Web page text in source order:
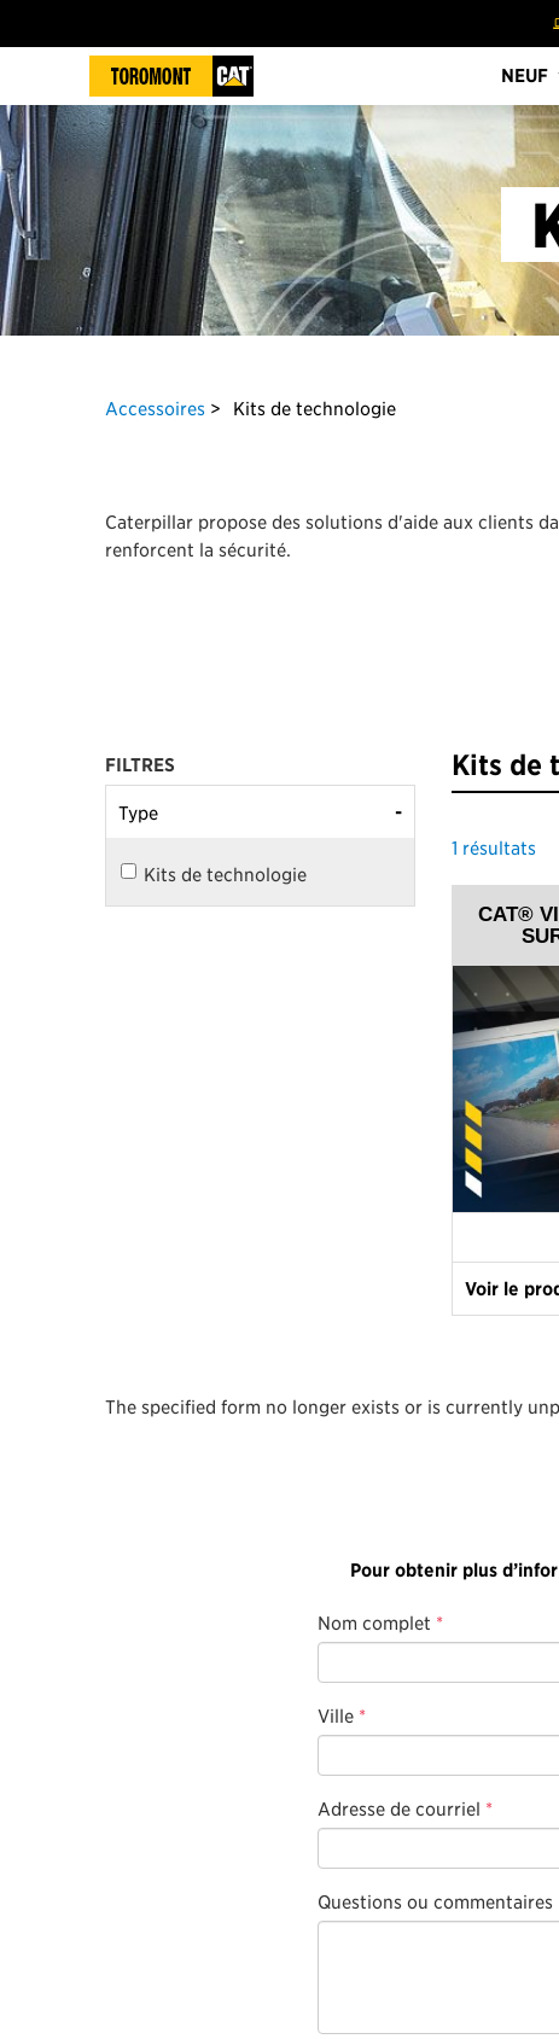
NEUF
Accessoires Kits de technologie
Caterpillar propose des solutions d'aide aux clients
renforcent la sécurité.
FILTRES
Type -
Kits de technologie
Kits de
1 résultats
CAT®
Voir le
The specified form no longer exists or is currently
Pour obtenir plus
Nom complet *
Ville *
Adresse de courriel *
Questions ou commentaires